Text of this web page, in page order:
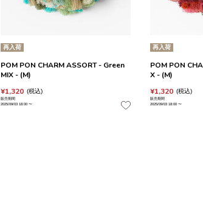
再入荷
POM PON CHARM ASSORT - Green
MIX - (M)
¥1,320 税込
販売期間
2025/09/03 18:00 〜
再入荷
POM PON
X - (M)
¥1,320 税込
販売期間
2025/09/03 18:00 〜